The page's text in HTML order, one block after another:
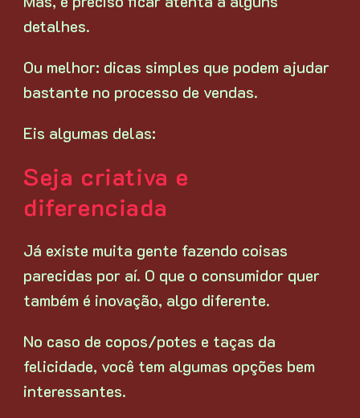
detalhes.
Ou melhor: dicas simples que podem ajudar
bastante no processo de vendas.
Eis algumas delas:
Seja criativa e
diferenciada
Já existe muita gente fazendo coisas
parecidas por aí. O que o consumidor quer
também é inovação, algo diferente.
No caso de copos/potes e taças da
felicidade, você tem algumas opções bem
interessantes.